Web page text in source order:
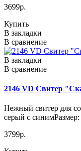
3699р.
Купить
В закладки
В сравнение
В закладки
В сравнение
2146 VD Свитер
Нежный свитер для
серый с
3799р.